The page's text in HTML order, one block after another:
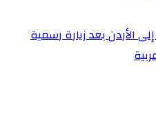
الأردن بعد زيارة رسمية